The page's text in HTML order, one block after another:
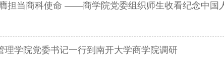
担当商科使命 ——商学院党委组织师生收看纪念中国
理学院党委书记一行到南开大学商学院调研